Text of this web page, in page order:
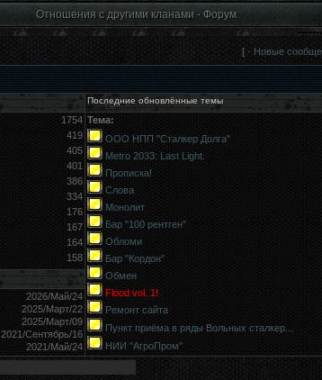
Отношения с другими кланами - Форум
[ · Новые
Последние обновлённые темы
1754
419
405
401
386
334
176
167
164
158
Тема:
ООО НПП "Сталкер Долга"
Metro 2033: Last Light.
Прописка!
Слова
Монолит
Бар "100 рентген"
Обломи
Бар "Кордон"
Обмен
Flood vol. 1!
Ремонт сайта
Пункт приёма в ряды Вольных сталкер...
НИИ "АгроПром"
2026/Май/24
2025/Март/22
2025/Март/09
2021/Сентябрь/16
2021/Май/24